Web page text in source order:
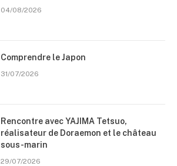
04/08/2026
Comprendre le Japon
31/07/2026
Rencontre avec YAJIMA Tetsuo,
réalisateur de Doraemon et le château
sous-marin
29/07/2026